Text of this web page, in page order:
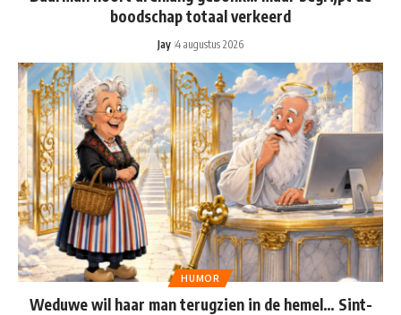
boodschap totaal verkeerd
Jay 4 augustus 2026
HUMOR
Weduwe wil haar man terugzien in de hemel… Sint-